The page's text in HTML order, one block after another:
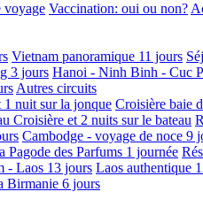
voyage Vaccination: oui ou non?
Vietnam panoramique 11 jours
3 jours Hanoi - Ninh Binh - Cuc
Autres circuits
1 nuit sur la jonque Croisière baie
Croisière et 2 nuits sur le bateau
Cambodge - voyage de noce 9
Pagode des Parfums 1 journée
- Laos 13 jours Laos authentique
Birmanie 6 jours